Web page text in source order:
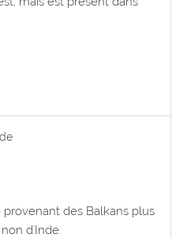
des Balkans plus
d'Inde.